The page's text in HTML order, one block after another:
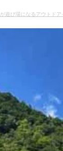
び場になるアウトドア